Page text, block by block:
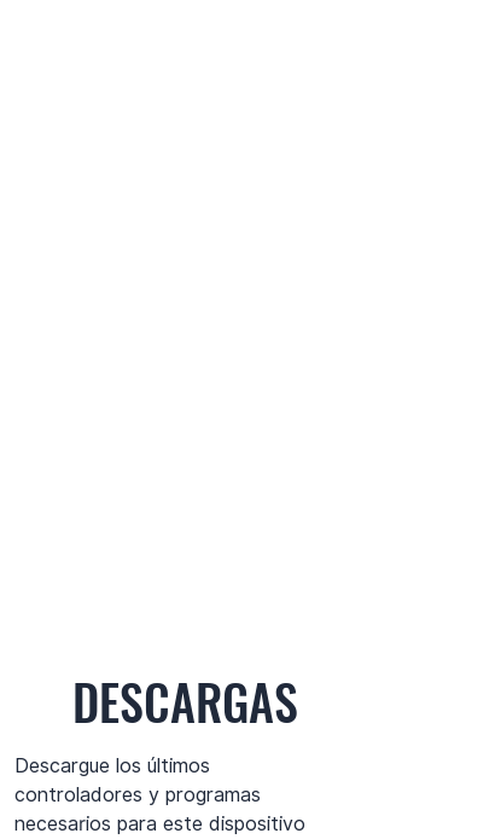
DESCARGAS
Descargue los últimos
controladores y programas
necesarios para este dispositivo